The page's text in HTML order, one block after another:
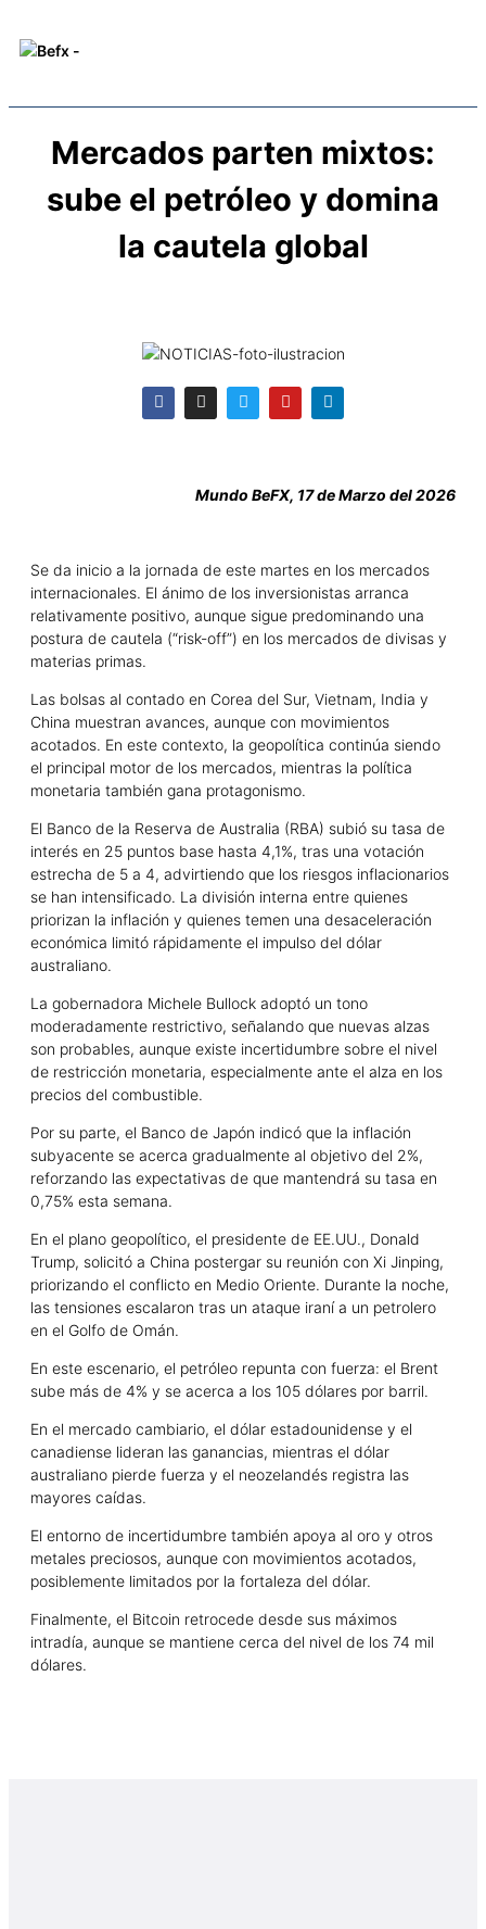
Mercados parten mixtos:
sube el petróleo y domina
la cautela global
Mundo BeFX, 17 de Marzo del 2026
Se da inicio a la jornada de este martes en los mercados
internacionales. El ánimo de los inversionistas arranca
relativamente positivo, aunque sigue predominando una
postura de cautela (“risk-off”) en los mercados de divisas y
materias primas.
Las bolsas al contado en Corea del Sur, Vietnam, India y
China muestran avances, aunque con movimientos
acotados. En este contexto, la geopolítica continúa siendo
el principal motor de los mercados, mientras la política
monetaria también gana protagonismo.
El Banco de la Reserva de Australia (RBA) subió su tasa de
interés en 25 puntos base hasta 4,1%, tras una votación
estrecha de 5 a 4, advirtiendo que los riesgos inflacionarios
se han intensificado. La división interna entre quienes
priorizan la inflación y quienes temen una desaceleración
económica limitó rápidamente el impulso del dólar
australiano.
La gobernadora Michele Bullock adoptó un tono
moderadamente restrictivo, señalando que nuevas alzas
son probables, aunque existe incertidumbre sobre el nivel
de restricción monetaria, especialmente ante el alza en los
precios del combustible.
Por su parte, el Banco de Japón indicó que la inflación
subyacente se acerca gradualmente al objetivo del 2%,
reforzando las expectativas de que mantendrá su tasa en
0,75% esta semana.
En el plano geopolítico, el presidente de EE.UU., Donald
Trump, solicitó a China postergar su reunión con Xi Jinping,
priorizando el conflicto en Medio Oriente. Durante la noche,
las tensiones escalaron tras un ataque iraní a un petrolero
en el Golfo de Omán.
En este escenario, el petróleo repunta con fuerza: el Brent
sube más de 4% y se acerca a los 105 dólares por barril.
En el mercado cambiario, el dólar estadounidense y el
canadiense lideran las ganancias, mientras el dólar
australiano pierde fuerza y el neozelandés registra las
mayores caídas.
El entorno de incertidumbre también apoya al oro y otros
metales preciosos, aunque con movimientos acotados,
posiblemente limitados por la fortaleza del dólar.
Finalmente, el Bitcoin retrocede desde sus máximos
intradía, aunque se mantiene cerca del nivel de los 74 mil
dólares.